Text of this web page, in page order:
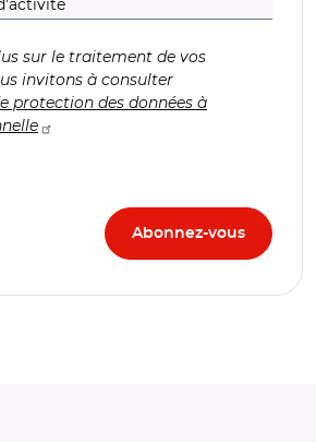
sur le traitement de vos
invitons à consulter
protection des données à